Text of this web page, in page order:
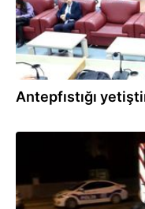
Antepfıstığı